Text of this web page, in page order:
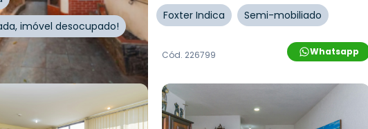
imóvel desocupado!
Whatsapp
Foxter Indica Semi-mobiliado
Whatsapp
Cód. 226799
R$ 179.550,00
R$152.000,00